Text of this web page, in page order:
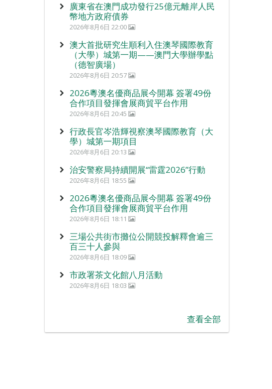
廣東省在澳門成功發行25億元離岸人民
幣地方政府債券
2026年8月6日 22:00
澳大首批研究生順利入住澳琴國際教育
（大學）城第一期——澳門大學辦學點
（德智廣場）
2026年8月6日 20:57
2026粵澳名優商品展今開幕 簽署49份
合作項目發揮會展商貿平台作用
2026年8月6日 20:45
行政長官岑浩輝視察澳琴國際教育（大
學）城第一期項目
2026年8月6日 20:13
治安警察局持續開展“雷霆2026”行動
2026年8月6日 18:55
2026粵澳名優商品展今開幕 簽署49份
合作項目發揮會展商貿平台作用
2026年8月6日 18:11
三場公共街市攤位公開競投解釋會逾三
百三十人參與
2026年8月6日 18:09
市政署茶文化館八月活動
2026年8月6日 18:03
查看全部